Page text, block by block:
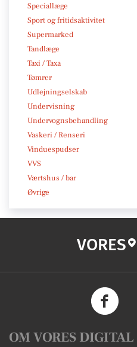
Speciallæge
Sport og fritidsaktivitet
Supermarked
Tandlæge
Taxi / Taxa
Tømrer
Udlejningselskab
Undervisning
Undervognsbehandling
Vaskeri / Renseri
Vinduespudser
VVS
Værtshus / bar
Øvrige
VORES
OM VORES DIGITAL